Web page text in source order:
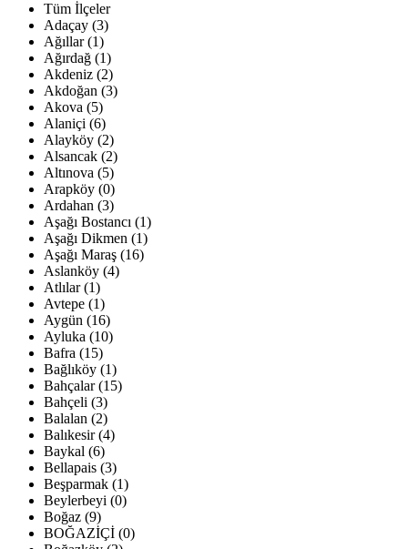
Tüm İlçeler
Adaçay (3)
Ağıllar (1)
Ağırdağ (1)
Akdeniz (2)
Akdoğan (3)
Akova (5)
Alaniçi (6)
Alayköy (2)
Alsancak (2)
Altınova (5)
Arapköy (0)
Ardahan (3)
Aşağı Bostancı (1)
Aşağı Dikmen (1)
Aşağı Maraş (16)
Aslanköy (4)
Atlılar (1)
Avtepe (1)
Aygün (16)
Ayluka (10)
Bafra (15)
Bağlıköy (1)
Bahçalar (15)
Bahçeli (3)
Balalan (2)
Balıkesir (4)
Baykal (6)
Bellapais (3)
Beşparmak (1)
Beylerbeyi (0)
Boğaz (9)
BOĞAZİÇİ (0)